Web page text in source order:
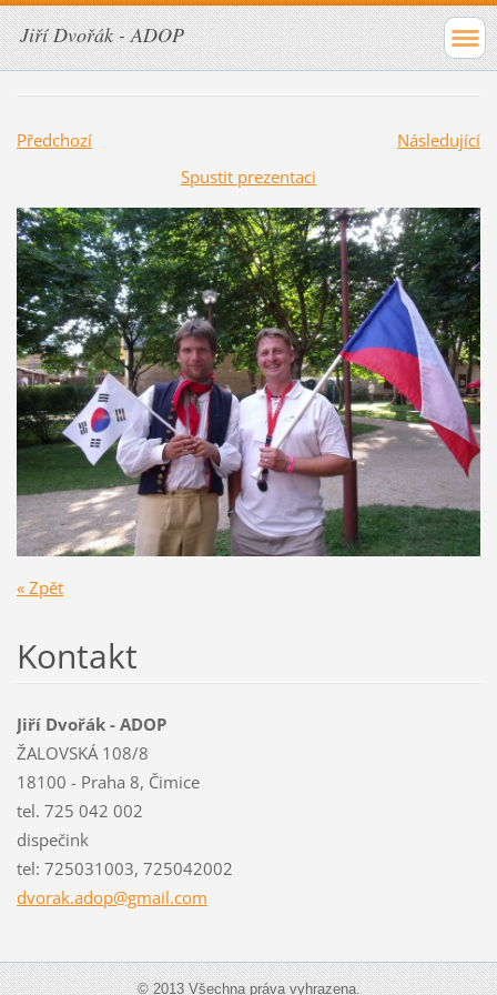
Jiří Dvořák - ADOP
Předchozí
Následující
Spustit prezentaci
« Zpět
Kontakt
Jiří Dvořák - ADOP
ŽALOVSKÁ 108/8
18100 - Praha 8, Čimice
tel. 725 042 002
dispečink
tel: 725031003, 725042002
dvorak.adop@gmail.com
© 2013 Všechna práva vyhrazena.